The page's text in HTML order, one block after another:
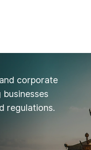
corporate
regulations.